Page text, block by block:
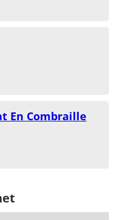
En Combraille